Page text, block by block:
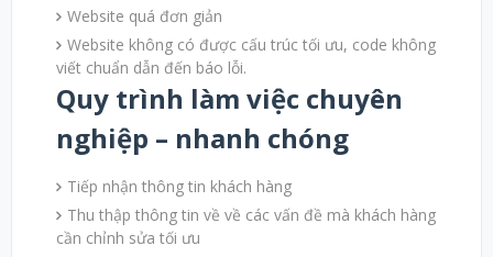
Website quá đơn giản
Website không có được cấu trúc tối ưu, code không
viết chuẩn dẫn đến báo lỗi.
Quy trình làm việc chuyên
nghiệp – nhanh chóng
Tiếp nhận thông tin khách hàng
Thu thập thông tin về về các vấn đề mà khách hàng
cần chỉnh sửa tối ưu